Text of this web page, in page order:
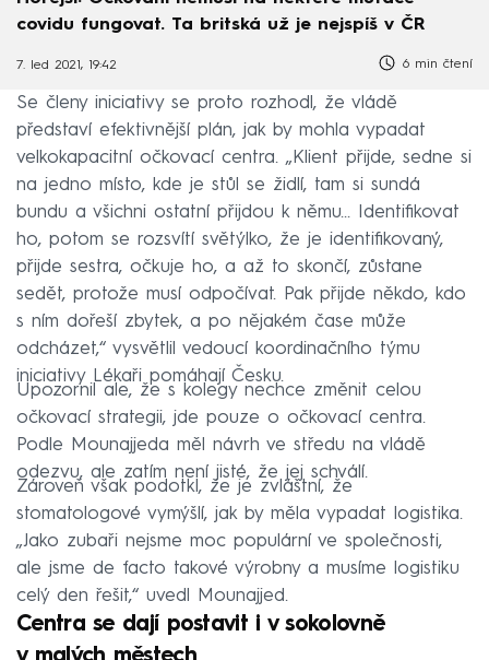
covidu fungovat. Ta britská už je nejspíš v ČR
7. led 2021, 19:42 6 min čtení
Se členy iniciativy se proto rozhodl, že vládě
představí efektivnější plán, jak by mohla vypadat
velkokapacitní očkovací centra. „Klient přijde, sedne si
na jedno místo, kde je stůl se židlí, tam si sundá
bundu a všichni ostatní přijdou k němu... Identifikovat
ho, potom se rozsvítí světýlko, že je identifikovaný,
přijde sestra, očkuje ho, a až to skončí, zůstane
sedět, protože musí odpočívat. Pak přijde někdo, kdo
s ním dořeší zbytek, a po nějakém čase může
odcházet,“ vysvětlil vedoucí koordinačního týmu
iniciativy Lékaři pomáhají Česku.
Upozornil ale, že s kolegy nechce změnit celou
očkovací strategii, jde pouze o očkovací centra.
Podle Mounajjeda měl návrh ve středu na vládě
odezvu, ale zatím není jisté, že jej schválí.
Zároveň však podotkl, že je zvláštní, že
stomatologové vymýšlí, jak by měla vypadat logistika.
„Jako zubaři nejsme moc populární ve společnosti,
ale jsme de facto takové výrobny a musíme logistiku
celý den řešit,“ uvedl Mounajjed.
Centra se dají postavit i v sokolovně